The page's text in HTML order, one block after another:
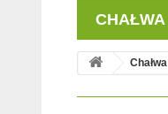
CHAŁWA
Chałwa